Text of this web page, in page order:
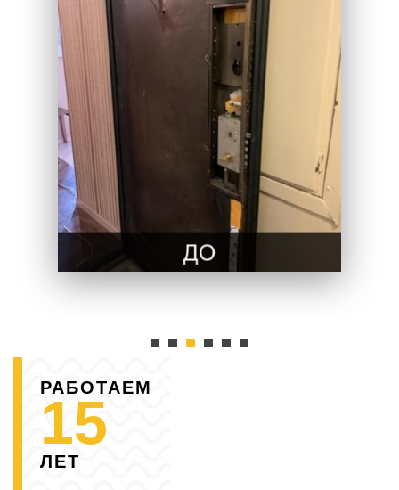
РАБОТАЕМ
15
ЛЕТ